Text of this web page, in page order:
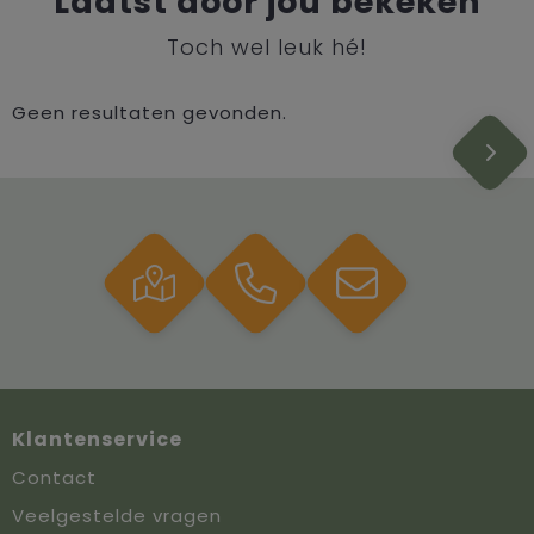
Toch wel leuk hé!
Geen resultaten gevonden.
Klantenservice
Contact
Veelgestelde vragen